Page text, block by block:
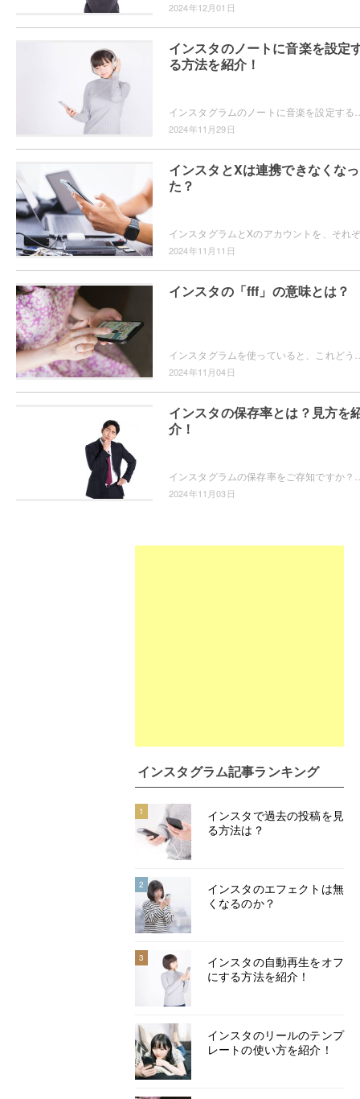
2024年12月01日
インスタのノートに音楽を設定
る方法を紹介！
2024年11月29日
インスタとXは連携できなくなっ
た？
2024年11月11日
インスタの「fff」の意味とは？
2024年11月04日
インスタの保存率とは？見方を
介！
2024年11月03日
インスタグラム記事ランキング
1
インスタで過去の投稿を見
る方法は？
2
インスタのエフェクトは無
くなるのか？
3
インスタの自動再生をオフ
にする方法を紹介！
インスタのリールのテンプ
レートの使い方を紹介！